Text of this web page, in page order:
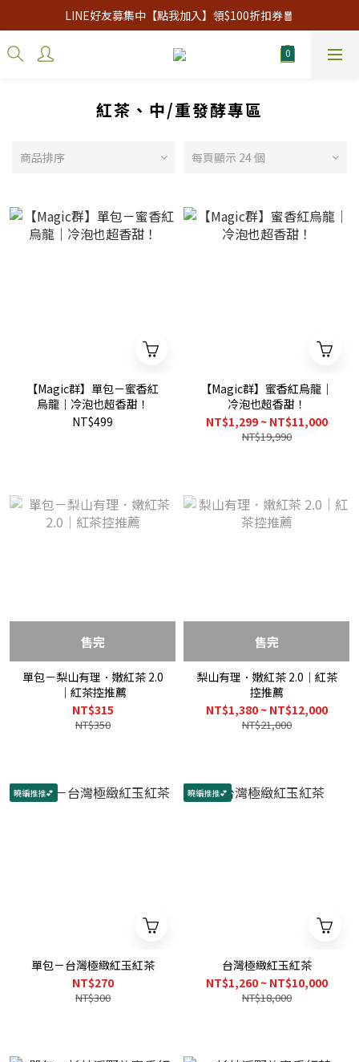
LINE好友募集中【點我加入】領$100折扣券🧧
紅茶、中/重發酵專區
商品排序 每頁顯示 24 個
【Magic群】單包－蜜香紅
烏龍｜冷泡也超香甜！
NT$499
【Magic群】蜜香紅烏龍｜
冷泡也超香甜！
NT$1,299 ~ NT$11,000
NT$19,990
售完
單包－梨山有理．嫩紅茶 2.0
｜紅茶控推薦
NT$315
NT$350
售完
梨山有理．嫩紅茶 2.0｜紅茶
控推薦
NT$1,380 ~ NT$12,000
NT$21,000
曉編推推💕
單包－台灣極緻紅玉紅茶
NT$270
NT$300
曉編推推💕
台灣極緻紅玉紅茶
NT$1,260 ~ NT$10,000
NT$18,000